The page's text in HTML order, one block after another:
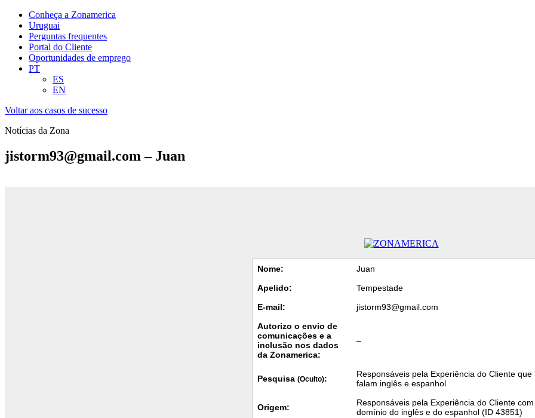
Conheça a Zonamerica
Uruguai
Perguntas frequentes
Portal do Cliente
Oportunidades de emprego
PT
ES
EN
Voltar aos casos de sucesso
Notícias da Zona
jistorm93@gmail.com – Juan
Nome:
Juan
Apelido:
Tempestade
E-mail:
jistorm93@gmail.com
Autorizo o envio de
comunicações e a
inclusão nos dados
da Zonamerica:
–
Pesquisa (Oculto):
Responsáveis pela Experiência do Cliente que
falam inglês e espanhol
Origem:
Responsáveis pela Experiência do Cliente com
domínio do inglês e do espanhol (ID 43851)